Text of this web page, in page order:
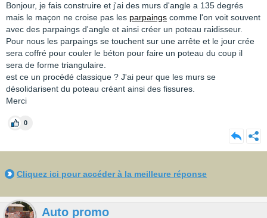
Bonjour, je fais construire et j'ai des murs d'angle a 135 degrés
mais le maçon ne croise pas les parpaings comme l'on voit souvent
avec des parpaings d'angle et ainsi créer un poteau raidisseur.
Pour nous les parpaings se touchent sur une arrête et le jour crée
sera coffré pour couler le béton pour faire un poteau du coup il
sera de forme triangulaire.
est ce un procédé classique ? J'ai peur que les murs se
désolidarisent du poteau créant ainsi des fissures.
Merci
0
Cliquez ici pour accéder à la meilleure réponse
Auto promo